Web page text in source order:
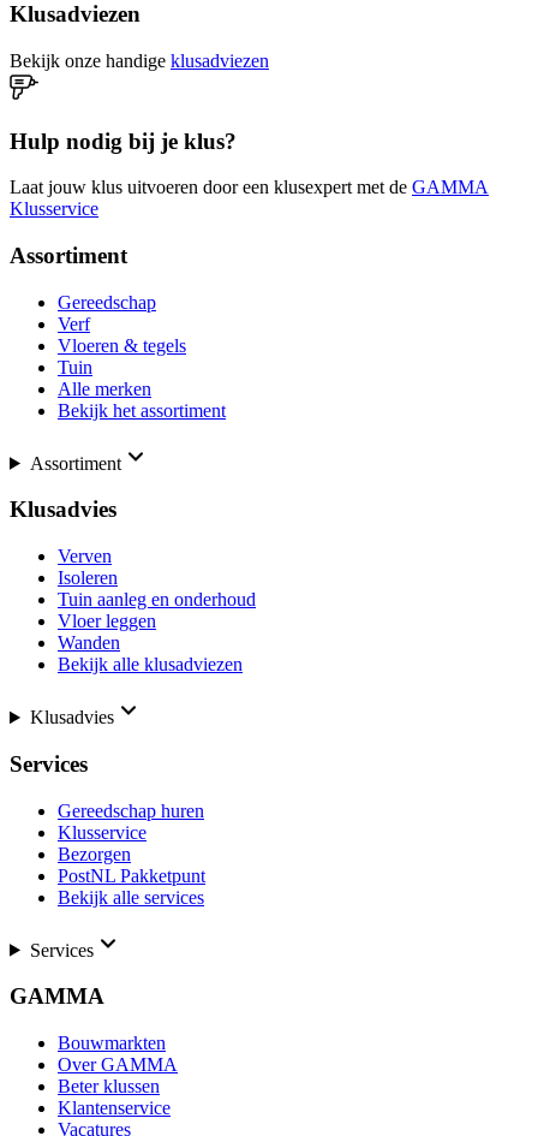
Klusadviezen
Bekijk onze handige klusadviezen
Hulp nodig bij je klus?
Laat jouw klus uitvoeren door een klusexpert met de GAMMA
Klusservice
Assortiment
Gereedschap
Verf
Vloeren & tegels
Tuin
Alle merken
Bekijk het assortiment
Assortiment
Klusadvies
Verven
Isoleren
Tuin aanleg en onderhoud
Vloer leggen
Wanden
Bekijk alle klusadviezen
Klusadvies
Services
Gereedschap huren
Klusservice
Bezorgen
PostNL Pakketpunt
Bekijk alle services
Services
GAMMA
Bouwmarkten
Over GAMMA
Beter klussen
Klantenservice
Vacatures